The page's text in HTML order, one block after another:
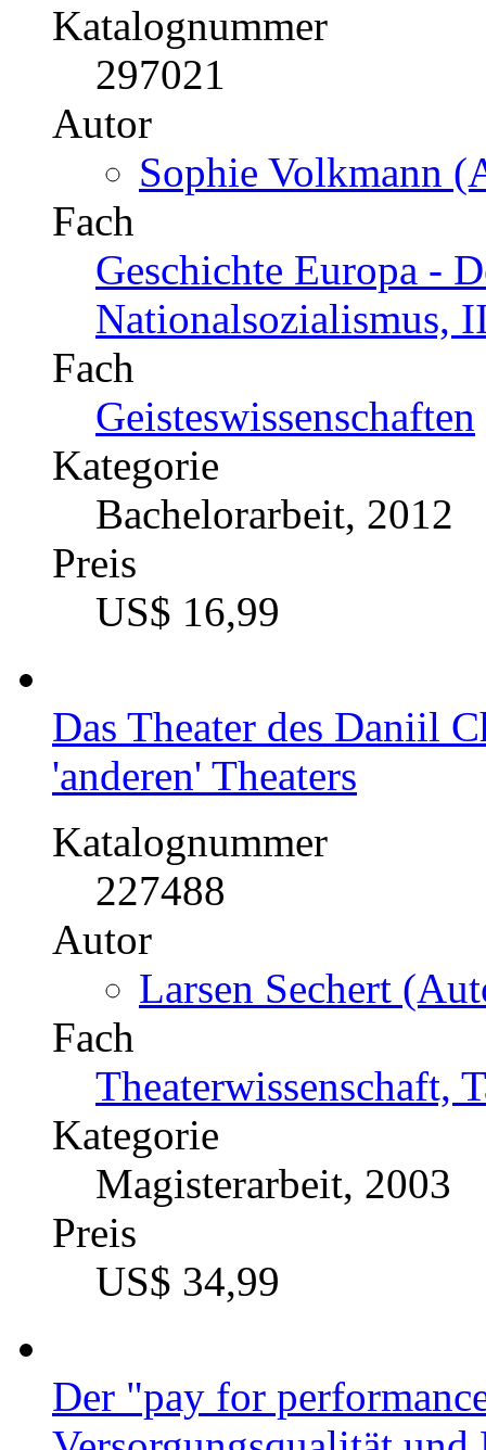
Katalognummer
297021
Autor
Sophie Volkmann
Fach
Geschichte Europa -
Nationalsozialismus,
Fach
Geisteswissenschaften
Kategorie
Bachelorarbeit, 2012
Preis
US$ 16,99
Das Theater des Daniil
'anderen' Theaters
Katalognummer
227488
Autor
Larsen Sechert
Fach
Theaterwissenschaft,
Kategorie
Magisterarbeit, 2003
Preis
US$ 34,99
Der "pay for